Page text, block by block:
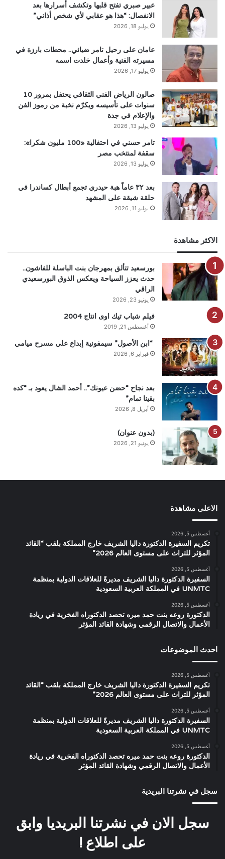
عبير صبري تفتح قلبها وتكشف أسرارها بعد
الانفصال: “هذا هو عقابي لأي شخص أذاني”
يوليو 18, 2026
عامان على رحيل تامر ضيائي.. محطات بارزة في
مسيرته الفنية وأعمال خلدت اسمه
يوليو 17, 2026
صالون الرياض الفني الثقافي يحتفل بمرور 10
سنوات على تأسيسه ويكرّم نخبة من رموز الفن
والإعلام في جدة
يوليو 13, 2026
تامر حسني في احتفالية «100 مليون شكرا»:
سقفة لمنتخب مصر
يوليو 13, 2026
بعد ٣٢ عاماً هبة حيدري تجمع أبطال كساندرا في
حلقة شيقة على المشهد
يوليو 11, 2026
الاكثر مشاهدة
بورسعيد تتألق بمهرجان بنت الباسلة للفاشون..
حدث يعزز السياحة ويعكس الذوق البورسعيدي
الراقي
يونيو 23, 2026
فيلم شباب تيك اوى انتاج 2004
أغسطس 21, 2019
“ابن الأصول” سيمفونية إبداع علي مسرح ميامي
فبراير 6, 2026
بعد نجاح “حضن عيونك”.. أحمد الشال يعود بـ “كده
بقينا تمام”
أبريل 8, 2026
(بدون عنوان)
يونيو 21, 2026
الاعلى مشاهدة
أغسطس 5, 2026
تكريم السفيرة الدكتورة داليا الشريف خارج المملكة بلقب “القائد
المؤثر للتراث على مستوى العالم 2026”
أغسطس 5, 2026
السفيرة الدكتورة داليا الشريف مديرةً للعلاقات الدولية بمنظمة
UNMTC في المملكة العربية السعودية
أغسطس 5, 2026
الدكتورة روعه بنت حمد ميره تحصد الدكتوراه الفخرية في ريادة
الأعمال والاتصال الرقمي وشهادة القائد المؤثر
احدث الموضوعات
أغسطس 5, 2026
تكريم السفيرة الدكتورة داليا الشريف خارج المملكة بلقب “القائد
المؤثر للتراث على مستوى العالم 2026”
أغسطس 5, 2026
السفيرة الدكتورة داليا الشريف مديرةً للعلاقات الدولية بمنظمة
UNMTC في المملكة العربية السعودية
أغسطس 5, 2026
الدكتورة روعه بنت حمد ميره تحصد الدكتوراه الفخرية في ريادة
الأعمال والاتصال الرقمي وشهادة القائد المؤثر
سجل في نشرتنا البريدية
سجل الان في نشرتنا البريديا وابق
على اطلاع !